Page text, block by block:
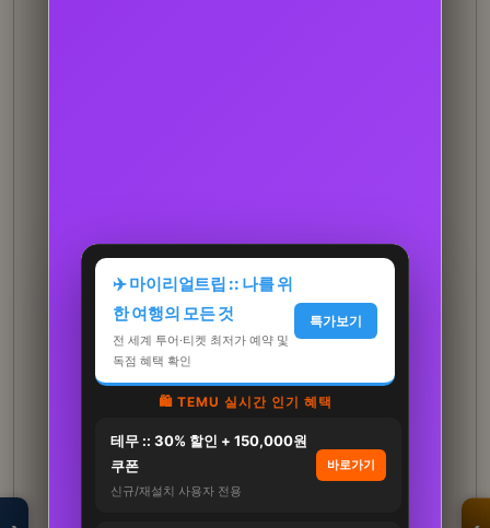
✈️ 마이리얼트립 :: 나를 위
한 여행의 모든 것
전 세계 투어·티켓 최저가 예약 및
독점 혜택 확인
특가보기
🛍️ TEMU 실시간 인기 혜택
테무 :: 30% 할인 + 150,000원
쿠폰
신규/재설치 사용자 전용
바로가기